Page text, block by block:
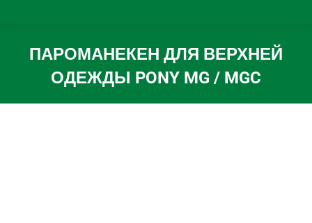
ПАРОМАНЕКЕН ДЛЯ ВЕРХНЕЙ
ОДЕЖДЫ PONY MG / MGC
Вы здесь: